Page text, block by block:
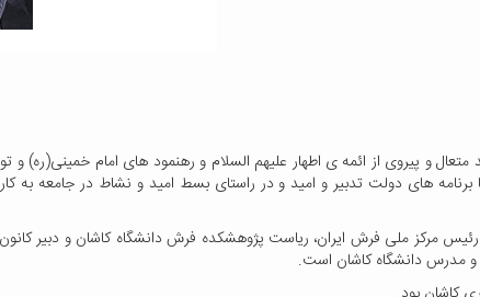
متعال و پیروی از ائمه ی اطهار علیهم السلام و رهنمود های امام
برنامه های دولت تدبیر و امید و در راستای بسط امید و نشاط در جامعه به
رئیس مرکز ملی فرش ایران، ریاست پژوهشکده فرش دانشگاه کاشان و
و مدرس دانشگاه کاشان است.